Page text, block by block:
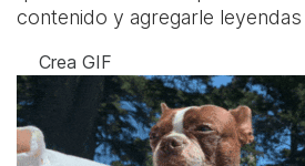
contenido y agregarle
Crea GIF